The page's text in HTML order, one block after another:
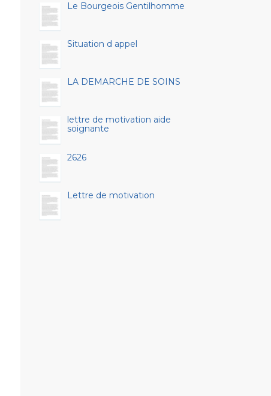
Le Bourgeois Gentilhomme
Situation d appel
LA DEMARCHE DE SOINS
lettre de motivation aide
soignante
2626
Lettre de motivation